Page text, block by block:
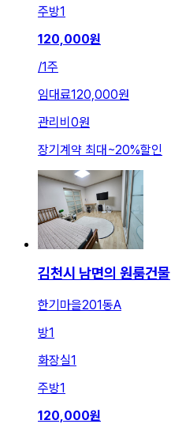
주방1
120,000원
/1주
임대료120,000원
관리비 0원
장기계약 최대 ~20%할인
김천시 남면의 원룸건물
한기마을201동A
방1
화장실1
주방1
120,000원